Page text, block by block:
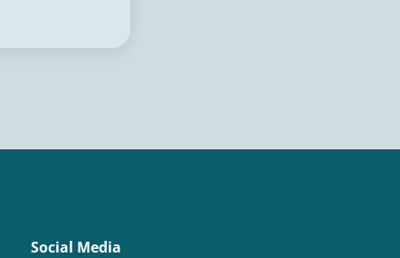
Social Media